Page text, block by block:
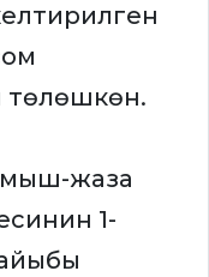
төлөшкөн.
жаза
1-